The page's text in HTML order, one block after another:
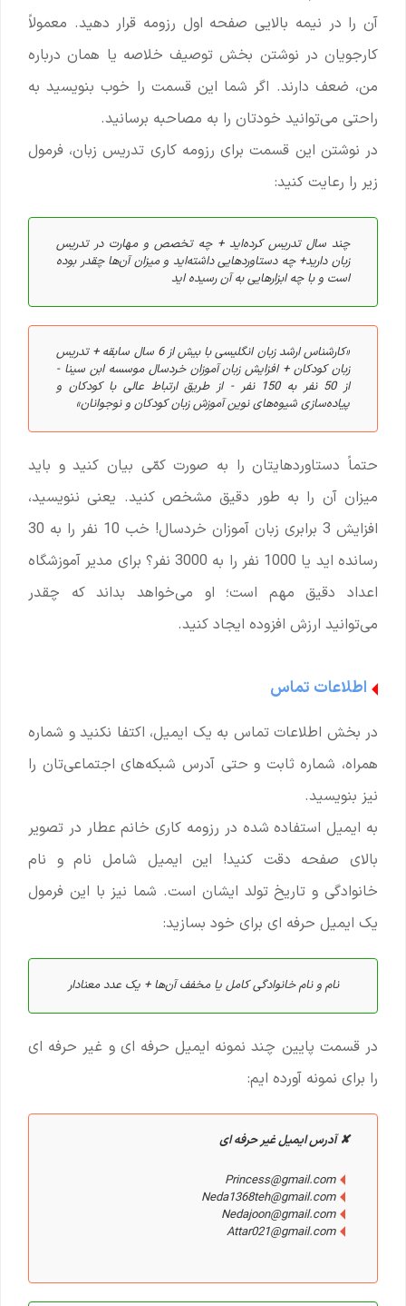
آن را در نیمه بالایی صفحه اول رزومه قرار دهید. معمولاً
کارجویان در نوشتن بخش توصیف خلاصه یا همان درباره
من، ضعف دارند. اگر شما این قسمت را خوب بنویسید به
راحتی می‌توانید خودتان را به مصاحبه برسانید.
در نوشتن این قسمت برای رزومه کاری تدریس زبان، فرمول
زیر را رعایت کنید:
چند سال تدریس کرده‌اید + چه تخصص و مهارت در تدریس
زبان دارید+ چه دستاوردهایی داشته‌اید و میزان آن‌ها چقدر بوده
است و با چه ابزارهایی به آن رسیده اید
«کارشناس ارشد زبان انگلیسی با بیش از 6 سال سابقه + تدریس
زبان کودکان + افزایش زبان آموزان خردسال موسسه ابن سینا -
از 50 نفر به 150 نفر - از طریق ارتباط عالی با کودکان و
پیاده‌سازی شیوه‌های نوین آموزش زبان کودکان و نوجوانان»
حتماً دستاوردهایتان را به صورت کمّی بیان کنید و باید
میزان آن را به طور دقیق مشخص کنید. یعنی ننویسید،
افزایش 3 برابری زبان آموزان خردسال! خب 10 نفر را به 30
رسانده اید یا 1000 نفر را به 3000 نفر؟ برای مدیر آموزشگاه
اعداد دقیق مهم است؛ او می‌خواهد بداند که چقدر
می‌توانید ارزش افزوده ایجاد کنید.
اطلاعات تماس
در بخش اطلاعات تماس به یک ایمیل، اکتفا نکنید و شماره
همراه، شماره ثابت و حتی آدرس شبکه‌های اجتماعی‌تان را
نیز بنویسید.
به ایمیل استفاده شده در رزومه کاری خانم عطار در تصویر
بالای صفحه دقت کنید! این ایمیل شامل نام و نام
خانوادگی و تاریخ تولد ایشان است. شما نیز با این فرمول
یک ایمیل حرفه ای برای خود بسازید:
نام و نام خانوادگی کامل یا مخفف آن‌ها + یک عدد معنادار
در قسمت پایین چند نمونه ایمیل حرفه ای و غیر حرفه ای
را برای نمونه آورده ایم:
✘ آدرس ایمیل غیر حرفه ای
Princess@gmail.com
Neda1368teh@gmail.com
Nedajoon@gmail.com
Attar021@gmail.com